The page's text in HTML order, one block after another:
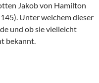
Jakob von Hamilton
Unter welchem dieser
und ob sie vielleicht
bekannt.